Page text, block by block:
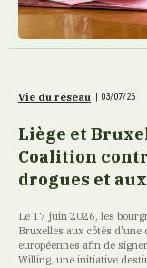
Vie du réseau 03/07/26
Liège et
Coalition
drogues et
Le 17 juin 2026, les
Bruxelles aux côtés d'une
européennes afin de
Willing, une initiative